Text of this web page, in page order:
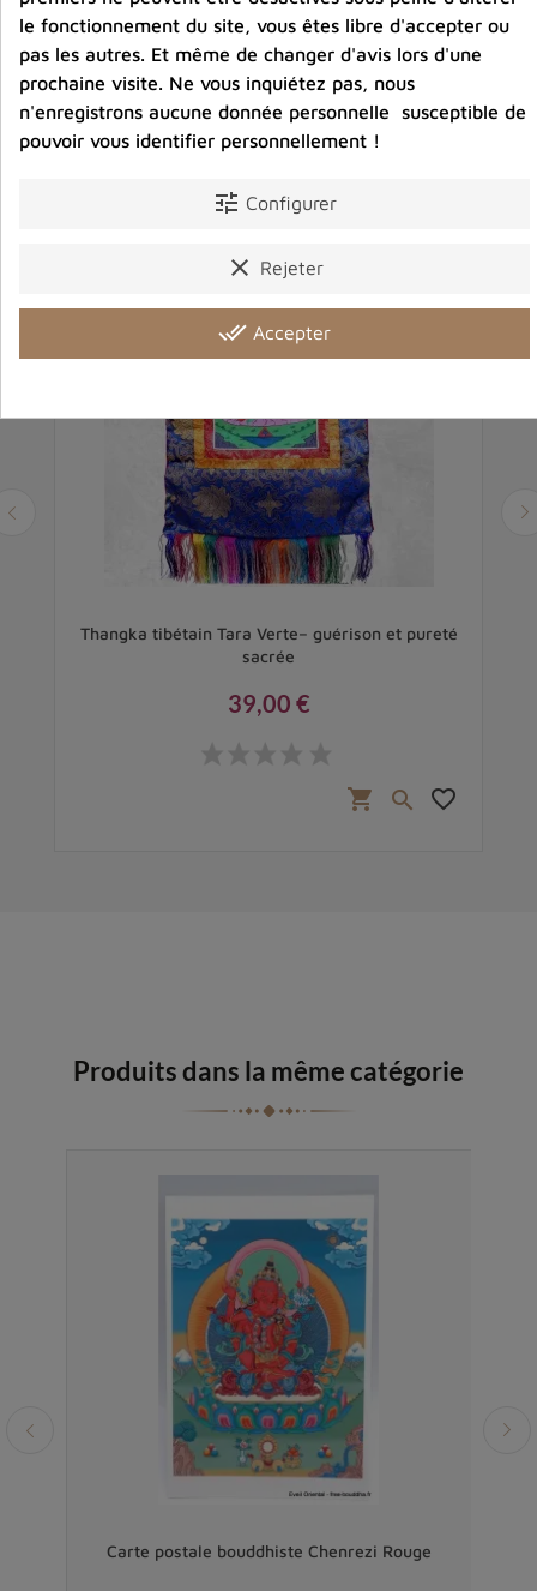
Vous aimerez aussi
Thangka tibétain Tara Verte– guérison et pureté
sacrée
39,00 €
shopping_cart  favorite_border
Produits dans la même catégorie
Carte postale bouddhiste Chenrezi Rouge
le fonctionnement du site, vous êtes libre d'accepter ou
pas les autres. Et même de changer d'avis lors d'une
prochaine visite. Ne vous inquiétez pas, nous
n'enregistrons aucune donnée personnelle susceptible de
pouvoir vous identifier personnellement !
tune Configurer
clear Rejeter
done_all Accepter